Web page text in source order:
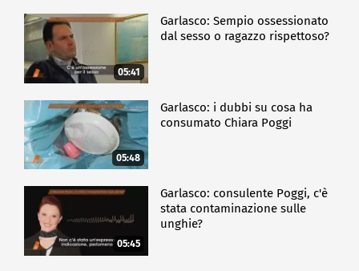
05:41
Garlasco: Sempio ossessionato
dal sesso o ragazzo rispettoso?
05:48
Garlasco: i dubbi su cosa ha
consumato Chiara Poggi
05:45
Garlasco: consulente Poggi, c'è
stata contaminazione sulle
unghie?